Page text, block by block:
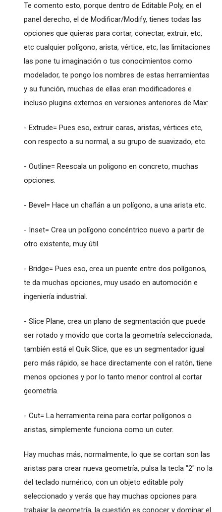
Te comento esto, porque dentro de Editable Poly, en el
panel derecho, el de Modificar/Modify, tienes todas las
opciones que quieras para cortar, conectar, extruir, etc,
etc cualquier polígono, arista, vértice, etc, las limitaciones
las pone tu imaginación o tus conocimientos como
modelador, te pongo los nombres de estas herramientas
y su función, muchas de ellas eran modificadores e
incluso plugins externos en versiones anteriores de Max:
- Extrude= Pues eso, extruir caras, aristas, vértices etc,
con respecto a su normal, a su grupo de suavizado, etc.
- Outline= Reescala un poligono en concreto, muchas
opciones.
- Bevel= Hace un chaflán a un polígono, a una arista etc.
- Inset= Crea un polígono concéntrico nuevo a partir de
otro existente, muy útil.
- Bridge= Pues eso, crea un puente entre dos polígonos,
te da muchas opciones, muy usado en automoción e
ingeniería industrial.
- Slice Plane, crea un plano de segmentación que puede
ser rotado y movido que corta la geometría seleccionada,
también está el Quik Slice, que es un segmentador igual
pero más rápido, se hace directamente con el ratón, tiene
menos opciones y por lo tanto menor control al cortar
geometría.
- Cut= La herramienta reina para cortar polígonos o
aristas, simplemente funciona como un cuter.
Hay muchas más, normalmente, lo que se cortan son las
aristas para crear nueva geometría, pulsa la tecla "2" no la
del teclado numérico, con un objeto editable poly
seleccionado y verás que hay muchas opciones para
trabajar la geometría, la cuestión es conocer y dominar el